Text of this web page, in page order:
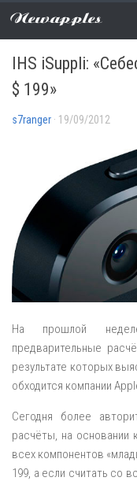
Newapples
АНАЛИТИКА/НОВОСТИ
IHS iSuppli:
$ 199»
s7ranger · 19/09/2012
На прошлой
предварительные
результате которых
обходится компании
Сегодня более
расчёты, на основании
всех компонентов
199, а если считать со